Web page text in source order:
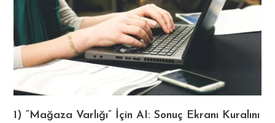
1) “Mağaza Varlığı” İçin AI: Sonuç Ekranı Kuralını